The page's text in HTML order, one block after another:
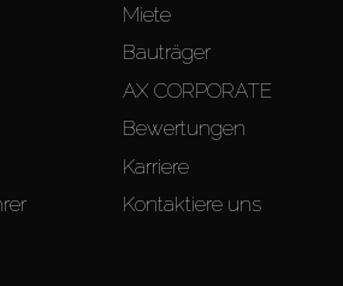
Miete
Bauträger
AX CORPORATE
Bewertungen
Karriere
Kontaktiere uns